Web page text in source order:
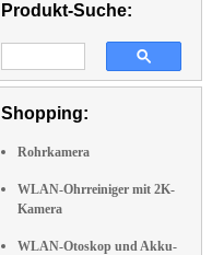
Produkt-Suche:
Shopping:
Rohrkamera
WLAN-Ohrreiniger mit 2K-
Kamera
WLAN-Otoskop und Akku-